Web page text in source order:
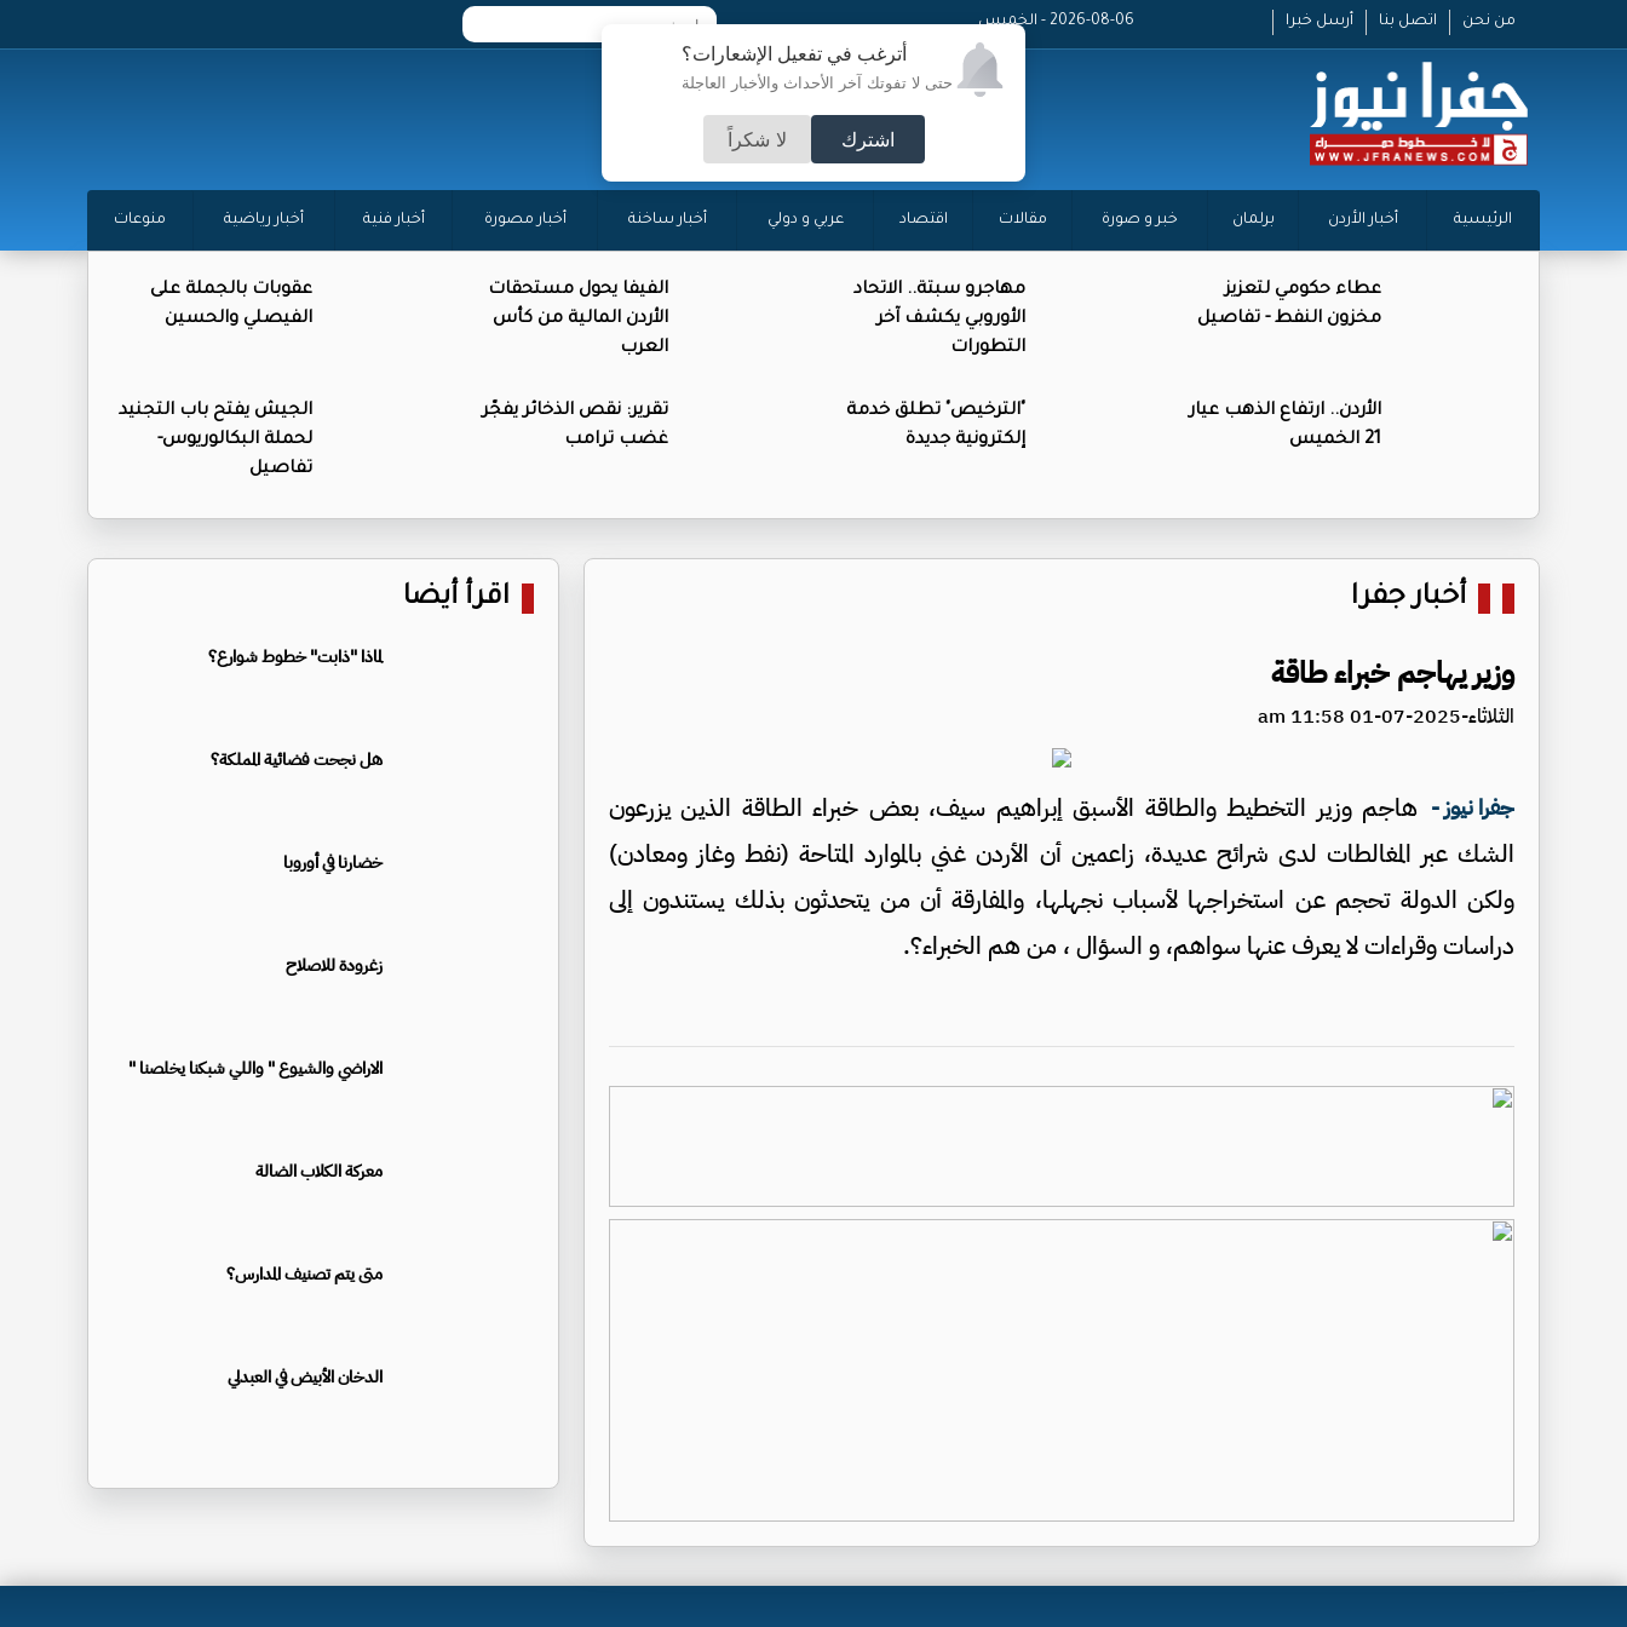
أترغب في تفعيل الإشعارات؟
حتى لا تفوتك آخر الأحداث والأخبار العاجلة
اشترك لا شكراً
من نحن اتصل بنا أرسل خبرا 2026-08-06 - الخميس
الرئيسية أخبار الأردن برلمان خبر و صورة مقالات اقتصاد عربي و دولي أخبار ساخنة أخبار مصورة أخبار فنية أخبار رياضية منوعات
عطاء حكومي لتعزيز
مخزون النفط - تفاصيل
مهاجرو سبتة.. الاتحاد
الأوروبي يكشف آخر
التطورات
الفيفا يحول مستحقات
الأردن المالية من كأس
العرب
عقوبات بالجملة على
الفيصلي والحسين
الأردن.. ارتفاع الذهب عيار
21 الخميس
"الترخيص" تطلق خدمة
إلكترونية جديدة
تقرير: نقص الذخائر يفجّر
غضب ترامب
الجيش يفتح باب التجنيد
لحملة البكالوريوس-
تفاصيل
أخبار جفرا
وزير يهاجم خبراء طاقة
الثلاثاء-2025-07-01 11:58 am
جفرا نيوز - هاجم وزير التخطيط والطاقة الأسبق إبراهيم سيف، بعض خبراء الطاقة الذين يزرعون
الشك عبر المغالطات لدى شرائح عديدة، زاعمين أن الأردن غني بالموارد المتاحة (نفط وغاز ومعادن)
ولكن الدولة تحجم عن استخراجها لأسباب نجهلها، والمفارقة أن من يتحدثون بذلك يستندون إلى
دراسات وقراءات لا يعرف عنها سواهم، و السؤال ، من هم الخبراء؟.
اقرأ أيضا
لماذا "ذابت" خطوط شوارع؟
هل نجحت فضائية المملكة؟
خضارنا في أوروبا
زغرودة للاصلاح
الاراضي والشيوع " واللي شبكنا يخلصنا "
معركة الكلاب الضالة
متى يتم تصنيف المدارس؟
الدخان الأبيض في العبدلي